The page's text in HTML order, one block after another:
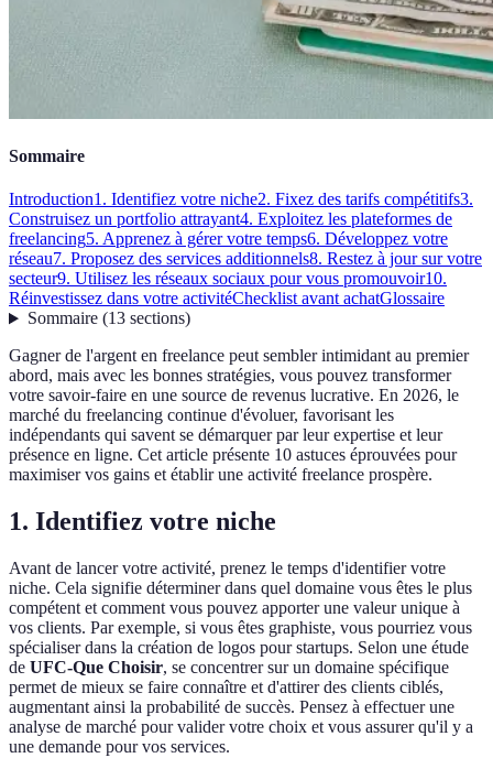
Sommaire
Introduction1. Identifiez votre niche2. Fixez des tarifs compétitifs3.
Construisez un portfolio attrayant4. Exploitez les plateformes de
freelancing5. Apprenez à gérer votre temps6. Développez votre
réseau7. Proposez des services additionnels8. Restez à jour sur votre
secteur9. Utilisez les réseaux sociaux pour vous promouvoir10.
Réinvestissez dans votre activitéChecklist avant achatGlossaire
Sommaire(13 sections)
Gagner de l'argent en freelance peut sembler intimidant au premier
abord, mais avec les bonnes stratégies, vous pouvez transformer
votre savoir-faire en une source de revenus lucrative. En 2026, le
marché du freelancing continue d'évoluer, favorisant les
indépendants qui savent se démarquer par leur expertise et leur
présence en ligne. Cet article présente 10 astuces éprouvées pour
maximiser vos gains et établir une activité freelance prospère.
1. Identifiez votre niche
Avant de lancer votre activité, prenez le temps d'identifier votre
niche. Cela signifie déterminer dans quel domaine vous êtes le plus
compétent et comment vous pouvez apporter une valeur unique à
vos clients. Par exemple, si vous êtes graphiste, vous pourriez vous
spécialiser dans la création de logos pour startups. Selon une étude
de UFC-Que Choisir, se concentrer sur un domaine spécifique
permet de mieux se faire connaître et d'attirer des clients ciblés,
augmentant ainsi la probabilité de succès. Pensez à effectuer une
analyse de marché pour valider votre choix et vous assurer qu'il y a
une demande pour vos services.